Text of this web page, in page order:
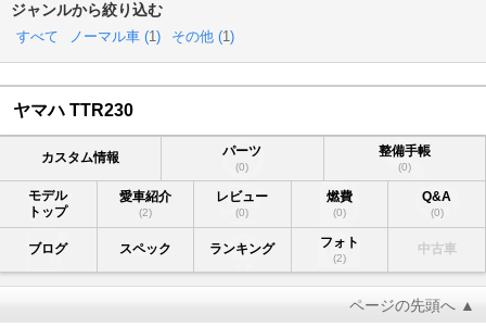
ジャンルから絞り込む
すべて ノーマル車 (1 ) その他 (1 )
ヤマハ TTR230
カスタム情報 パーツ
(0)
整備手帳
(0)
モデル
トップ
愛車紹介
(2)
レビュー
(0)
燃費
(0)
Q&A
(0)
ブログ スペック ランキング フォト
(2)
中古車
ページの先頭へ ▲